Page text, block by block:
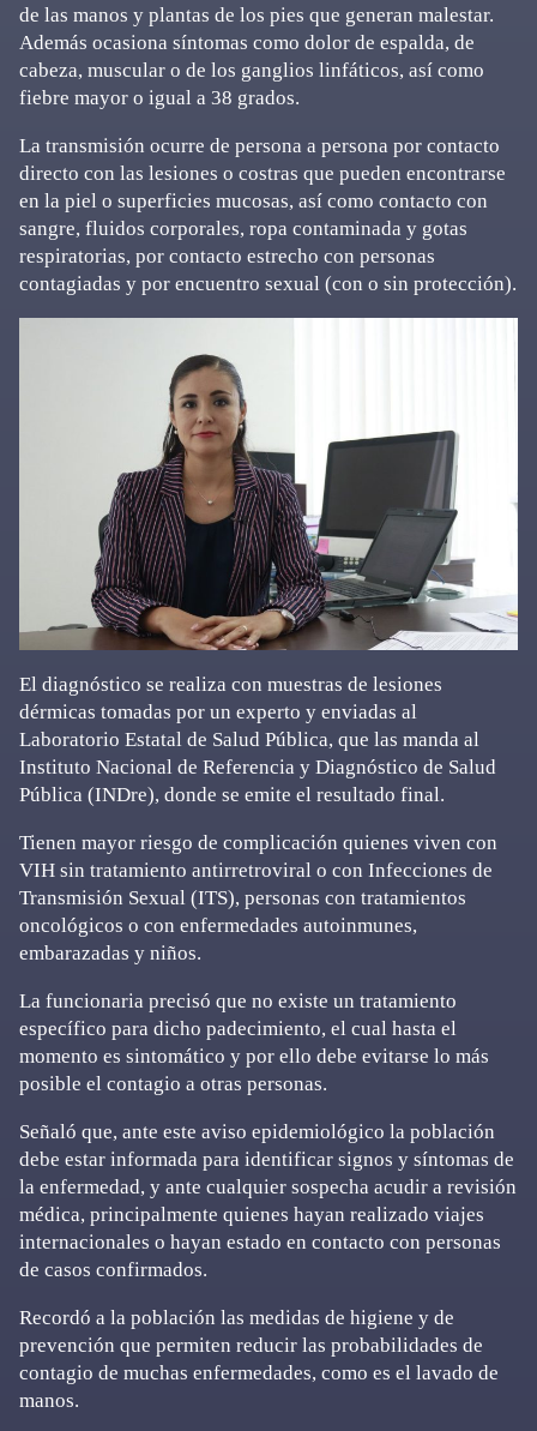
de las manos y plantas de los pies que generan malestar.
Además ocasiona síntomas como dolor de espalda, de
cabeza, muscular o de los ganglios linfáticos, así como
fiebre mayor o igual a 38 grados.
La transmisión ocurre de persona a persona por contacto
directo con las lesiones o costras que pueden encontrarse
en la piel o superficies mucosas, así como contacto con
sangre, fluidos corporales, ropa contaminada y gotas
respiratorias, por contacto estrecho con personas
contagiadas y por encuentro sexual (con o sin protección).
El diagnóstico se realiza con muestras de lesiones
dérmicas tomadas por un experto y enviadas al
Laboratorio Estatal de Salud Pública, que las manda al
Instituto Nacional de Referencia y Diagnóstico de Salud
Pública (INDre), donde se emite el resultado final.
Tienen mayor riesgo de complicación quienes viven con
VIH sin tratamiento antirretroviral o con Infecciones de
Transmisión Sexual (ITS), personas con tratamientos
oncológicos o con enfermedades autoinmunes,
embarazadas y niños.
La funcionaria precisó que no existe un tratamiento
específico para dicho padecimiento, el cual hasta el
momento es sintomático y por ello debe evitarse lo más
posible el contagio a otras personas.
Señaló que, ante este aviso epidemiológico la población
debe estar informada para identificar signos y síntomas de
la enfermedad, y ante cualquier sospecha acudir a revisión
médica, principalmente quienes hayan realizado viajes
internacionales o hayan estado en contacto con personas
de casos confirmados.
Recordó a la población las medidas de higiene y de
prevención que permiten reducir las probabilidades de
contagio de muchas enfermedades, como es el lavado de
manos.